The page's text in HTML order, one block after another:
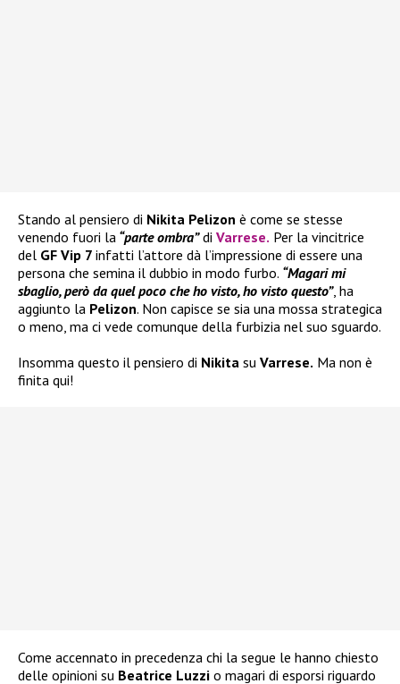
Stando al pensiero di Nikita Pelizon è come se stesse
venendo fuori la “parte ombra”di Varrese. Per la vincitrice
del GF Vip 7 infatti l’attore dà l’impressione di essere una
persona che semina il dubbio in modo furbo. “Magari mi
sbaglio, però da quel poco che ho visto, ho visto questo”, ha
aggiunto la Pelizon. Non capisce se sia una mossa strategica
o meno, ma ci vede comunque della furbizia nel suo sguardo.
Insomma questo il pensiero di Nikita su Varrese. Ma non è
finita qui!
Come accennato in precedenza chi la segue le hanno chiesto
delle opinioni su Beatrice Luzzi o magari di esporsi riguardo